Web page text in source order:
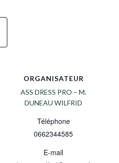
ORGANISATEUR
ASS DRESS PRO – M.
DUNEAU WILFRID
Téléphone
0662344585
E-mail